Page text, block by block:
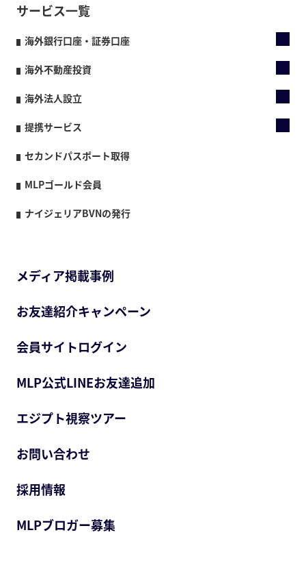
サービス一覧
海外銀行口座・証券口座
海外不動産投資
海外法人設立
提携サービス
セカンドパスポート取得
MLPゴールド会員
ナイジェリアBVNの発行
メディア掲載事例
お友達紹介キャンペーン
会員サイトログイン
MLP公式LINEお友達追加
エジプト視察ツアー
お問い合わせ
採用情報
MLPブロガー募集